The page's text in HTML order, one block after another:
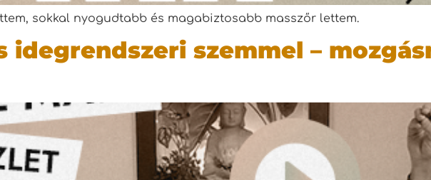
sokkal nyogudtabb és magabiztosabb masszőr lettem.
idegrendszeri szemmel –